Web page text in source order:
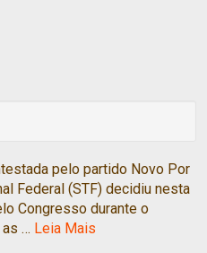
pelo partido Novo Por
Federal (STF) decidiu nesta
Congresso durante o
… Leia Mais